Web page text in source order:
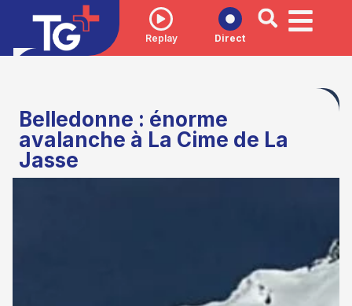
Replay Direct
Belledonne : énorme
avalanche à La Cime de La
Jasse